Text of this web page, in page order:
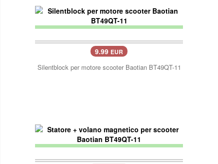
9.99 EUR
Silentblock per motore scooter Baotian BT49QT-11